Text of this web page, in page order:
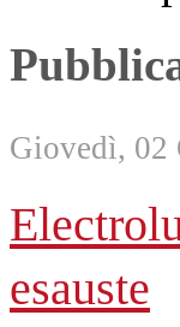
Giovedì, 02
esauste